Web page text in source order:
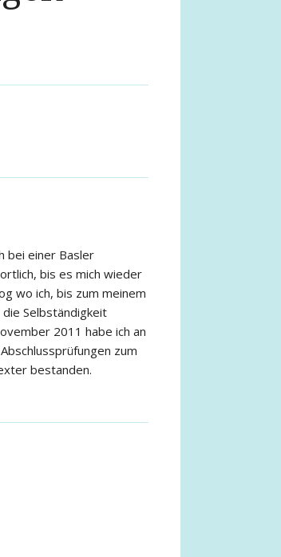
bei einer Basler
bis es mich wieder
wo ich, bis zum meinem
Selbständigkeit
2011 habe ich an
zum
bestanden.